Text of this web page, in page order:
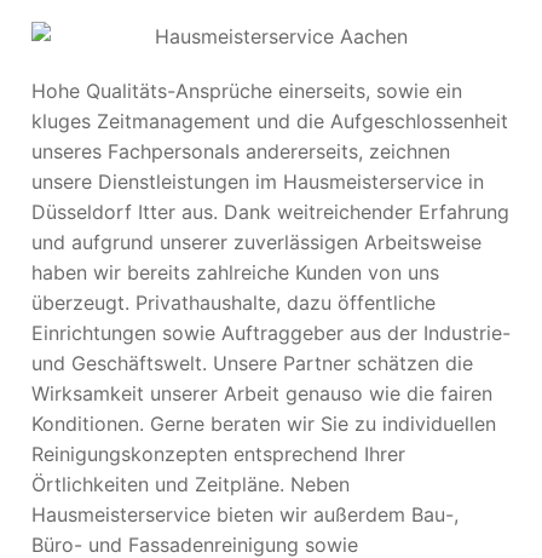
Hohe Qualitäts-Ansprüche einerseits, sowie ein
kluges Zeitmanagement und die Aufgeschlossenheit
unseres Fachpersonals andererseits, zeichnen
unsere Dienstleistungen im Hausmeisterservice in
Düsseldorf Itter aus. Dank weitreichender Erfahrung
und aufgrund unserer zuverlässigen Arbeitsweise
haben wir bereits zahlreiche Kunden von uns
überzeugt. Privathaushalte, dazu öffentliche
Einrichtungen sowie Auftraggeber aus der Industrie-
und Geschäftswelt. Unsere Partner schätzen die
Wirksamkeit unserer Arbeit genauso wie die fairen
Konditionen. Gerne beraten wir Sie zu individuellen
Reinigungskonzepten entsprechend Ihrer
Örtlichkeiten und Zeitpläne. Neben
Hausmeisterservice bieten wir außerdem Bau-,
Büro- und Fassadenreinigung sowie